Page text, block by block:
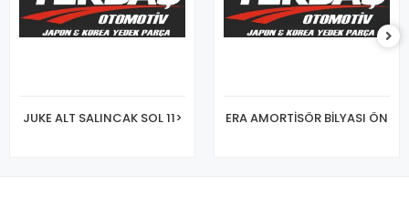
JUKE ALT SALINCAK SOL 11> ERA AMORTİSÖR BİLYASI ÖN